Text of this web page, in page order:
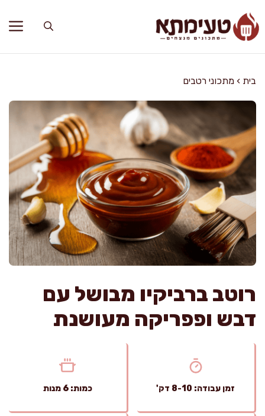
לתוכן
בית › מתכוני רטבים
רוטב ברביקיו מבושל עם
דבש ופפריקה מעושנת
זמן עבודה: 8-10 דק' כמות: 6 מנות